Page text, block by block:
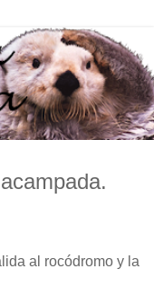
al rocódromo y la